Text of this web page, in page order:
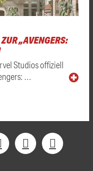
„AVENGERS:
Studios offiziell
…